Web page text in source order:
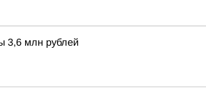
3,6 млн рублей